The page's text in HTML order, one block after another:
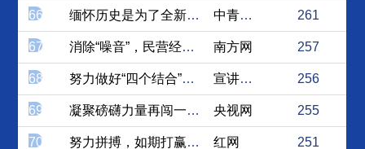
66 缅怀历史是为了全新的出发 中青在线 261
67 消除“噪音”，民营经济前景... 南方网 257
68 努力做好“四个结合”文章 ... 宣讲家网 256
69 凝聚磅礴力量再闯一片新天地 央视网 255
70 努力拼搏，如期打赢精准脱贫... 红网 251